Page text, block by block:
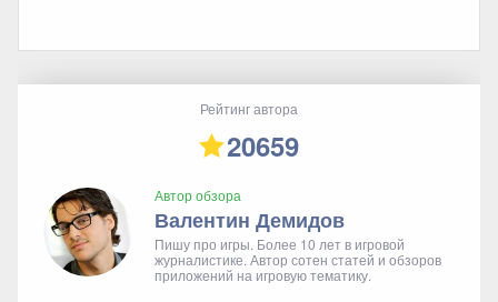
Рейтинг автора
20659
Автор обзора
Валентин Демидов
Пишу про игры. Более 10 лет в игровой
журналистике. Автор сотен статей и обзоров
приложений на игровую тематику.